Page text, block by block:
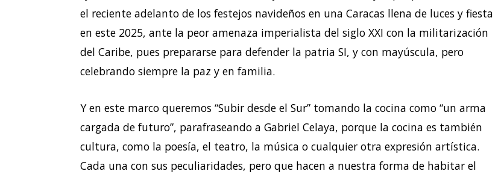
el reciente adelanto de los festejos navideños en una Caracas llena de luces y fiesta
en este 2025, ante la peor amenaza imperialista del siglo XXI con la militarización
del Caribe, pues prepararse para defender la patria SI, y con mayúscula, pero
celebrando siempre la paz y en familia.
Y en este marco queremos “Subir desde el Sur” tomando la cocina como “un arma
cargada de futuro”, parafraseando a Gabriel Celaya, porque la cocina es también
cultura, como la poesía, el teatro, la música o cualquier otra expresión artística.
Cada una con sus peculiaridades, pero que hacen a nuestra forma de habitar el